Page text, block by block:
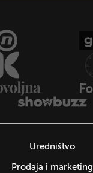
Uredništvo
Prodaja i marketing